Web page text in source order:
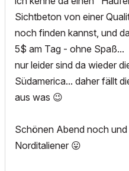
Sichtbeton von einer
noch finden kannst, und
5$ am Tag - ohne Spaß...
nur leider sind da wieder
Südamerica... daher fällt
aus was 😉
Schönen Abend noch und
Norditaliener 😛